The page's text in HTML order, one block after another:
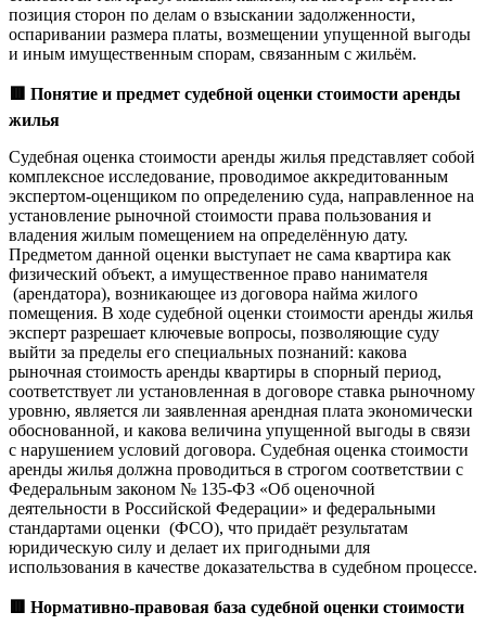
позиция сторон по делам о взыскании задолженности,
оспаривании размера платы, возмещении упущенной выгоды
и иным имущественным спорам, связанным с жильём.
Понятие и предмет судебной оценки стоимости аренды
жилья
Судебная оценка стоимости аренды жилья представляет собой
комплексное исследование, проводимое аккредитованным
экспертом-оценщиком по определению суда, направленное на
установление рыночной стоимости права пользования и
владения жилым помещением на определённую дату.
Предметом данной оценки выступает не сама квартира как
физический объект, а имущественное право нанимателя
(арендатора), возникающее из договора найма жилого
помещения. В ходе судебной оценки стоимости аренды жилья
эксперт разрешает ключевые вопросы, позволяющие суду
выйти за пределы его специальных познаний: какова
рыночная стоимость аренды квартиры в спорный период,
соответствует ли установленная в договоре ставка рыночному
уровню, является ли заявленная арендная плата экономически
обоснованной, и какова величина упущенной выгоды в связи
с нарушением условий договора. Судебная оценка стоимости
аренды жилья должна проводиться в строгом соответствии с
Федеральным законом № 135-ФЗ «Об оценочной
деятельности в Российской Федерации» и федеральными
стандартами оценки (ФСО), что придаёт результатам
юридическую силу и делает их пригодными для
использования в качестве доказательства в судебном процессе.
Нормативно-правовая база судебной оценки стоимости